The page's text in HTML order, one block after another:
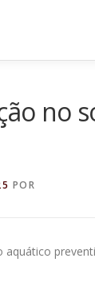
no
POR
aquático